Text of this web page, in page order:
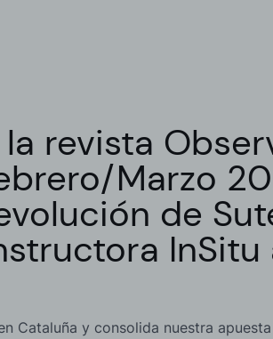
revista
Marzo
de
InSitu
Cataluña y consolida nuestra